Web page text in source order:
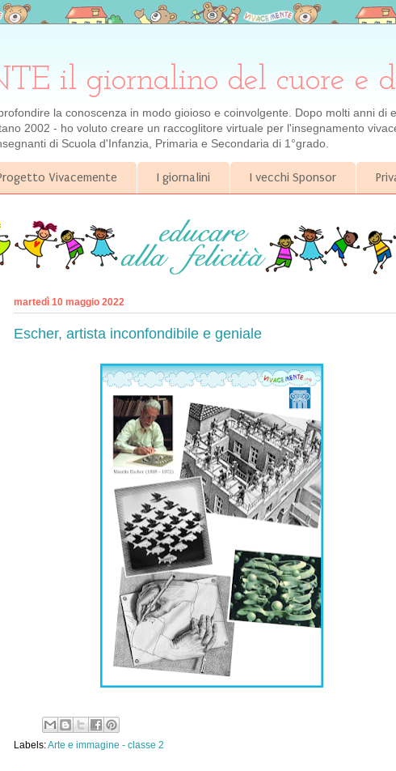
il giornalino del cuore e
la conoscenza in modo gioioso e coinvolgente. Dopo molti anni di
2002 - ho voluto creare un raccoglitore virtuale per l'insegnamento
di Scuola d'Infanzia, Primaria e Secondaria di 1°grado.
Vivacemente I giornalini I vecchi Sponsor
martedì 10 maggio 2022
Escher, artista inconfondibile e geniale
Labels:Arte e immagine - classe 2